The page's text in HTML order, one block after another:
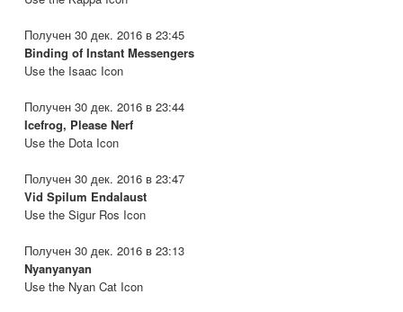
Получен 30 дек. 2016 в 23:45
Binding of Instant Messengers
Use the Isaac Icon
Получен 30 дек. 2016 в 23:44
Icefrog, Please Nerf
Use the Dota Icon
Получен 30 дек. 2016 в 23:47
Vid Spilum Endalaust
Use the Sigur Ros Icon
Получен 30 дек. 2016 в 23:13
Nyanyanyan
Use the Nyan Cat Icon